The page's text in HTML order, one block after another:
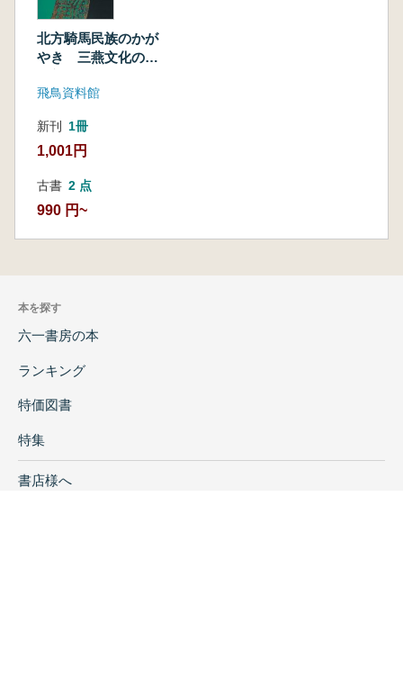
北方騎馬民族のかが
やき 三燕文化の考
飛鳥資料館
新刊 1冊
1,001円
古書 2 点
990 円~
本を探す
六一書房の本
ランキング
特価図書
特集
書店様へ